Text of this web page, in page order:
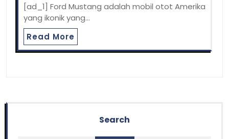
[ad_1] Ford Mustang adalah mobil otot Amerika
yang ikonik yang…
Read More
Search